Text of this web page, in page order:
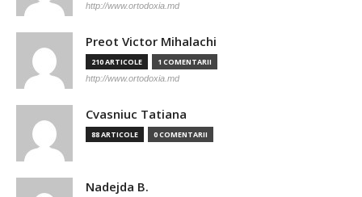
http://www.ortodoxia.md
Preot Victor Mihalachi
210 ARTICOLE 1 COMENTARII
http://www.ortodoxia.md
Cvasniuc Tatiana
88 ARTICOLE 0 COMENTARII
Nadejda B.